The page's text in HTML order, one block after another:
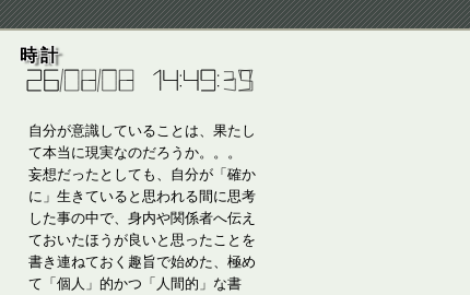
時計
自分が意識していることは、果たし
て本当に現実なのだろうか。。。
妄想だったとしても、自分が「確か
に」生きていると思われる間に思考
した事の中で、身内や関係者へ伝え
ておいたほうが良いと思ったことを
書き連ねておく趣旨で始めた、極め
て「個人」的かつ「人間的」な書